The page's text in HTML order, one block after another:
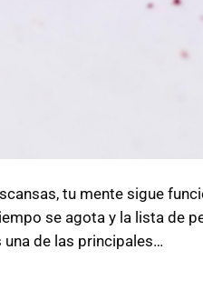
tu mente sigue
se agota y la lista de
de las principales…